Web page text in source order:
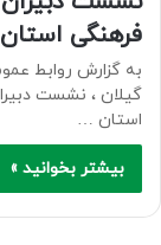
فرهنگی
به گزارش روابط
گیلان ، نشست
استان …
بیشتر بخوانید »